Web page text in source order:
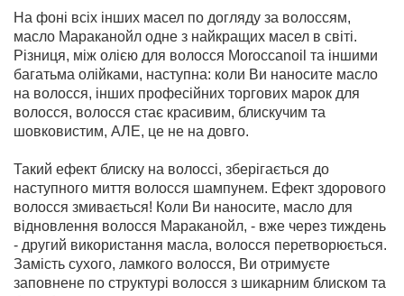
На фоні всіх інших масел по догляду за волоссям,
масло Мараканойл одне з найкращих масел в світі.
Різниця, між олією для волосся Moroccanoil та іншими
багатьма олійками, наступна: коли Ви наносите масло
на волосся, інших професійних торгових марок для
волосся, волосся стає красивим, блискучим та
шовковистим, АЛЕ, це не на довго.
Такий ефект блиску на волоссі, зберігається до
наступного миття волосся шампунем. Ефект здорового
волосся змивається! Коли Ви наносите, масло для
відновлення волосся Мараканойл, - вже через тиждень
- другий використання масла, волосся перетворюється.
Замість сухого, ламкого волосся, Ви отримуєте
заповнене по структурі волосся з шикарним блиском та